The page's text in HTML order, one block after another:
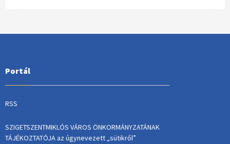
Portál
RSS
SZIGETSZENTMIKLÓS VÁROS ÖNKORMÁNYZATÁNAK
TÁJÉKOZTATÓJA az úgynevezett „sütikről”